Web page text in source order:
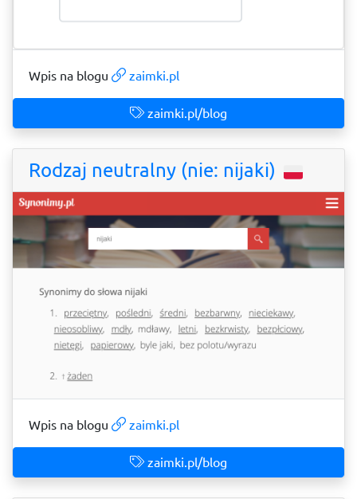
Wpis na blogu zaimki.pl
zaimki.pl/blog
Rodzaj neutralny (nie: nijaki)
Wpis na blogu zaimki.pl
zaimki.pl/blog